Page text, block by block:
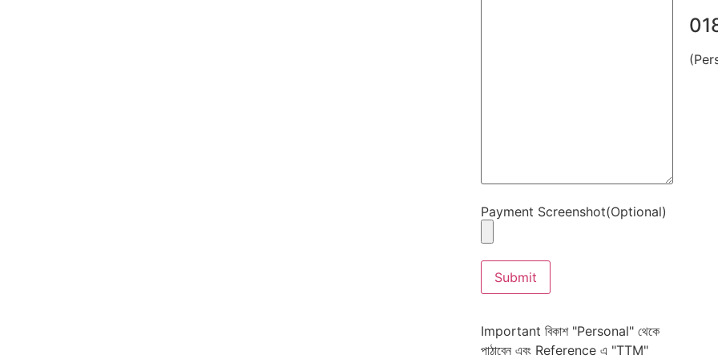
Payment Screenshot(Optional)
Important বিকাশ "Personal" থেকে
পাঠাবেন এবং Reference এ "TTM"